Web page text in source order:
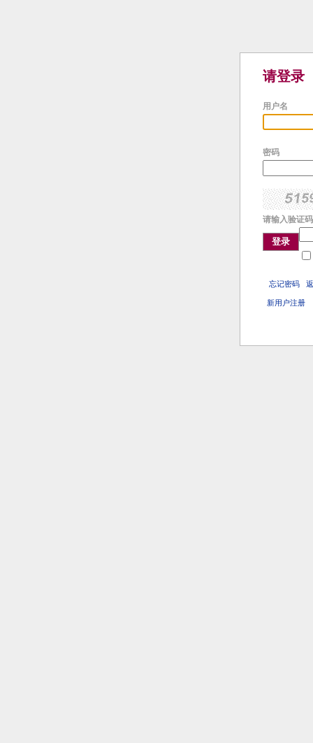
请登录
用户名
密码
请输入验证
登录
忘记密码
新用户注册